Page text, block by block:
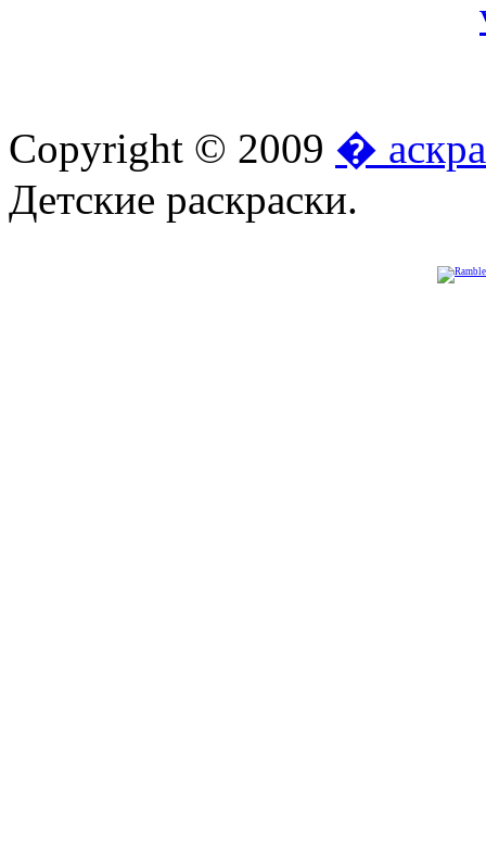
Copyright © 2009 �
Детские раскраски.